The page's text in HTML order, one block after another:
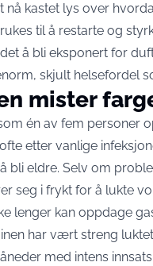
nå kastet lys over
til å restarte og
å bli eksponert for
skjult helsefordel
mister
én av fem personer
etter vanlige
bli eldre. Selv om
seg i frykt for å lukte
lenger kan oppdage
har vært streng
med intens